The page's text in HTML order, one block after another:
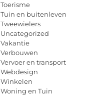
Toerisme
Tuin en buitenleven
Tweewielers
Uncategorized
Vakantie
Verbouwen
Vervoer en transport
Webdesign
Winkelen
Woning en Tuin